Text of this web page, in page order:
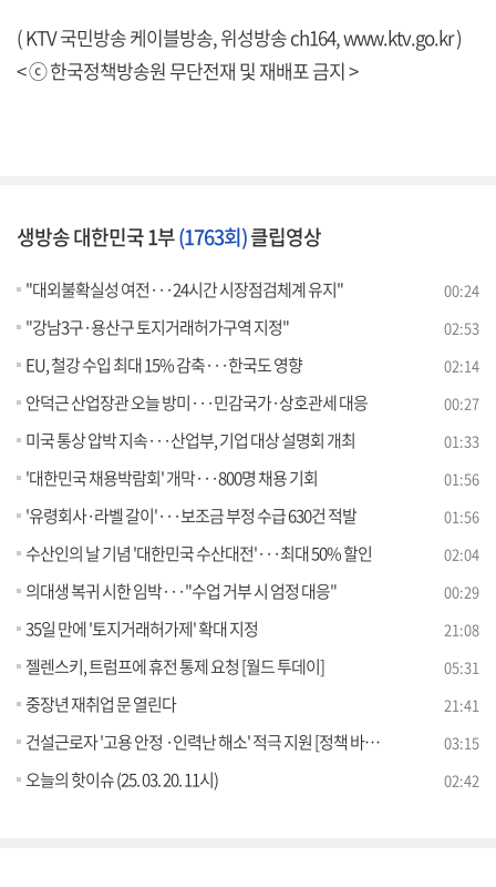
( KTV 국민방송 케이블방송, 위성방송 ch164,www.ktv.go.kr)
< ⓒ 한국정책방송원 무단전재 및 재배포 금지 >
생방송 대한민국 1부(1763회)클립영상
"대외불확실성 여전···24시간 시장점검체계 유지" 00:24
"강남3구·용산구 토지거래허가구역 지정" 02:53
EU, 철강 수입 최대 15% 감축···한국도 영향 02:14
안덕근 산업장관 오늘 방미···민감국가·상호관세 대응 00:27
미국 통상 압박 지속···산업부, 기업 대상 설명회 개최 01:33
'대한민국 채용박람회' 개막···800명 채용 기회 01:56
'유령회사·라벨 갈이'···보조금 부정 수급 630건 적발 01:56
수산인의 날 기념 '대한민국 수산대전'···최대 50% 할인 02:04
의대생 복귀 시한 임박···"수업 거부 시 엄정 대응" 00:29
35일 만에 '토지거래허가제' 확대 지정 21:08
젤렌스키, 트럼프에 휴전 통제 요청 [월드 투데이] 05:31
중장년 재취업 문 열린다 21:41
건설근로자 '고용 안정 ·인력난 해소' 적극 지원 [정책 바로보기] 03:15
오늘의 핫이슈 (25. 03. 20. 11시) 02:42